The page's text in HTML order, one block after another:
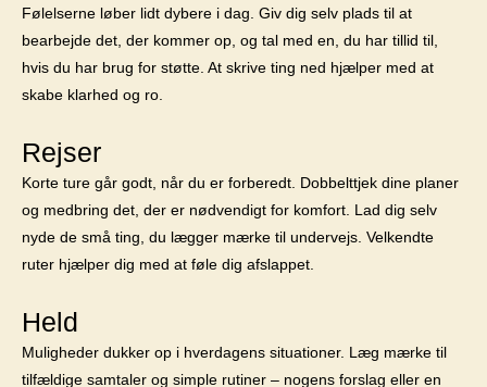
Følelserne løber lidt dybere i dag. Giv dig selv plads til at
bearbejde det, der kommer op, og tal med en, du har tillid til,
hvis du har brug for støtte. At skrive ting ned hjælper med at
skabe klarhed og ro.
Rejser
Korte ture går godt, når du er forberedt. Dobbelttjek dine planer
og medbring det, der er nødvendigt for komfort. Lad dig selv
nyde de små ting, du lægger mærke til undervejs. Velkendte
ruter hjælper dig med at føle dig afslappet.
Held
Muligheder dukker op i hverdagens situationer. Læg mærke til
tilfældige samtaler og simple rutiner – nogens forslag eller en